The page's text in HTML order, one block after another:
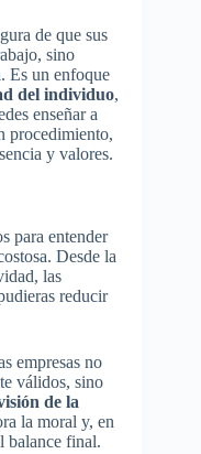
de que sus
sino
. Es un enfoque
del individuo,
enseñar a
procedimiento,
y valores.
para entender
Desde la
las
reducir
empresas no
válidos, sino
de la
la moral y, en
balance final.